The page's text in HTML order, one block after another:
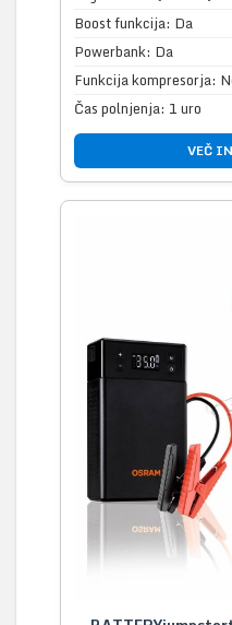
Boost funkcija: Da
Powerbank: Da
Funkcija kompresorja:
Čas polnjenja: 1 uro
VEČ